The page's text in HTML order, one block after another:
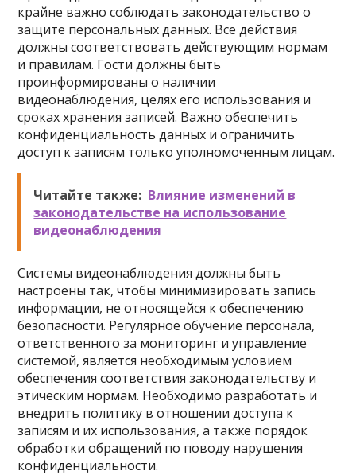
крайне важно соблюдать законодательство о
защите персональных данных. Все действия
должны соответствовать действующим нормам
и правилам. Гости должны быть
проинформированы о наличии
видеонаблюдения, целях его использования и
сроках хранения записей. Важно обеспечить
конфиденциальность данных и ограничить
доступ к записям только уполномоченным лицам.
Читайте также: Влияние изменений в
законодательстве на использование
видеонаблюдения
Системы видеонаблюдения должны быть
настроены так, чтобы минимизировать запись
информации, не относящейся к обеспечению
безопасности. Регулярное обучение персонала,
ответственного за мониторинг и управление
системой, является необходимым условием
обеспечения соответствия законодательству и
этическим нормам. Необходимо разработать и
внедрить политику в отношении доступа к
записям и их использования, а также порядок
обработки обращений по поводу нарушения
конфиденциальности.